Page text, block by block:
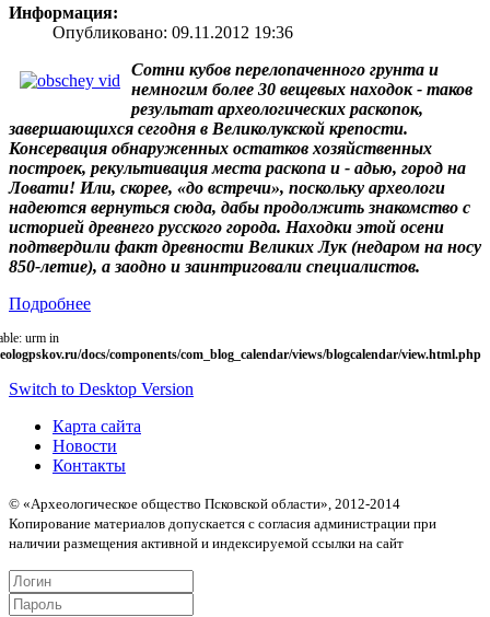
Информация:
Опубликовано: 09.11.2012 19:36
Сотни кубов перелопаченного грунта и
немногим более 30 вещевых находок - таков
результат археологических раскопок,
завершающихся сегодня в Великолукской крепости.
Консервация обнаруженных остатков хозяйственных
построек, рекультивация места раскопа и - адью, город на
Ловати! Или, скорее, «до встречи», поскольку археологи
надеются вернуться сюда, дабы продолжить знакомство с
историей древнего русского города. Находки этой осени
подтвердили факт древности Великих Лук (недаром на носу
850-летие), а заодно и заинтриговали специалистов.
Подробнее
urm in
docs/components/com_blog_calendar/views/blogcalendar/view.html.php
Switch to Desktop Version
Карта сайта
Новости
Контакты
© «Археологическое общество Псковской области», 2012-2014
Копирование материалов допускается с согласия администрации при
наличии размещения активной и индексируемой ссылки на сайт